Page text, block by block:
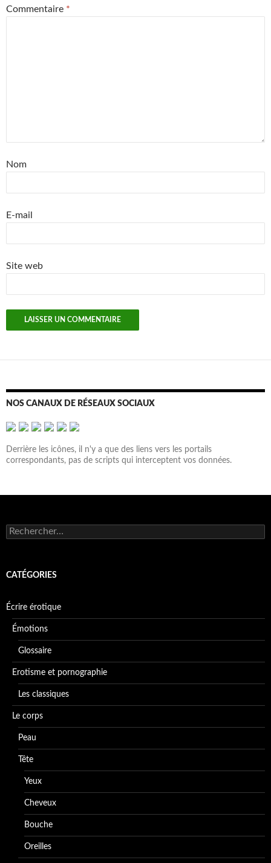
Commentaire *
Nom
E-mail
Site web
NOS CANAUX DE RÉSEAUX SOCIAUX
Derrière les icônes, il n'y a que des liens vers les portails
correspondants, pas de scripts qui interceptent vos données.
Rechercher :
CATÉGORIES
Écrire érotique
Émotions
Glossaire
Erotisme et pornographie
Les classiques
Le corps
Peau
Tête
Yeux
Cheveux
Bouche
Oreilles